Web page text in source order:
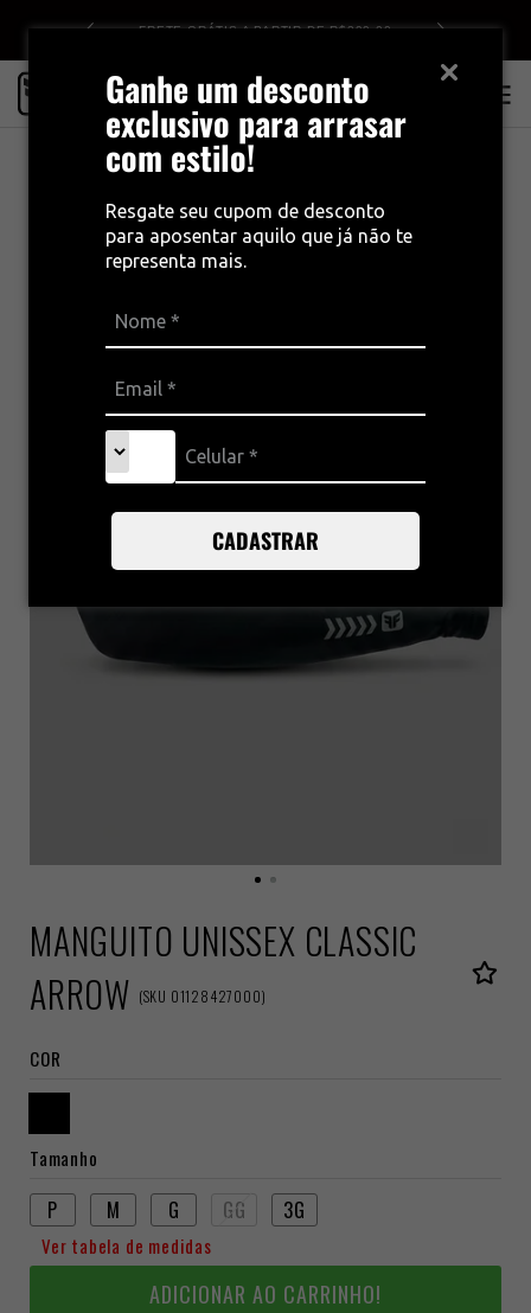
Ganhe um desconto
exclusivo para arrasar
com estilo!
Resgate seu cupom de desconto
para aposentar aquilo que já não te
representa mais.
CADASTRAR
R$499 FRETE GRÁTIS A PARTIR DE R$399,00
MANGUITO UNISSEX CLASSIC
ARROW (SKU 01128427000)
COR
Tamanho
P M G GG 3G
Ver tabela de medidas
ADICIONAR AO CARRINHO!